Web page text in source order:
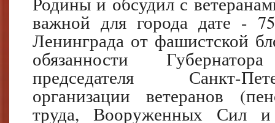
важной для города дате -
Ленинграда от фашистской
обязанности
председателя Санкт-
организации ветеранов
труда, Вооруженных Сил и